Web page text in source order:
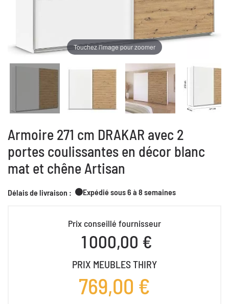
Touchez l'image pour zoomer
Armoire 271 cm DRAKAR avec 2
portes coulissantes en décor blanc
mat et chêne Artisan
Délais de livraison : Expédié sous 6 à 8 semaines
Prix conseillé fournisseur
1 000,00 €
PRIX MEUBLES THIRY
769,00 €